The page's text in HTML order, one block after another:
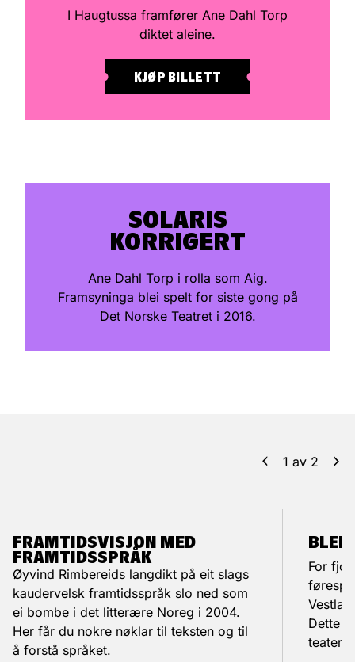
I Haugtussa framfører Ane Dahl Torp
diktet aleine.
KJØP BILLETT
SOLARIS
KORRIGERT
Ane Dahl Torp i rolla som Aig.
Framsyninga blei spelt for siste gong på
Det Norske Teatret i 2016.
1 av 2
FRAMTIDSVISJON MED
FRAMTIDSSPRÅK
Øyvind Rimbereids langdikt på eit slags
kaudervelsk framtidsspråk slo ned som
ei bombe i det litterære Noreg i 2004.
Her får du nokre nøklar til teksten og til
å forstå språket.
BLEI
For
Dette